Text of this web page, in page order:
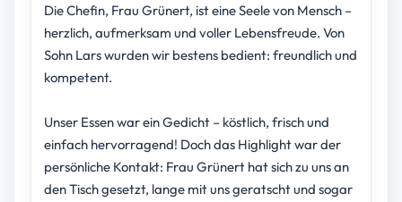
Die Chefin, Frau Grünert, ist eine Seele von Mensch –
herzlich, aufmerksam und voller Lebensfreude. Von
Sohn Lars wurden wir bestens bedient: freundlich und
kompetent.
Unser Essen war ein Gedicht – köstlich, frisch und
einfach hervorragend! Doch das Highlight war der
persönliche Kontakt: Frau Grünert hat sich zu uns an
den Tisch gesetzt, lange mit uns geratscht und sogar